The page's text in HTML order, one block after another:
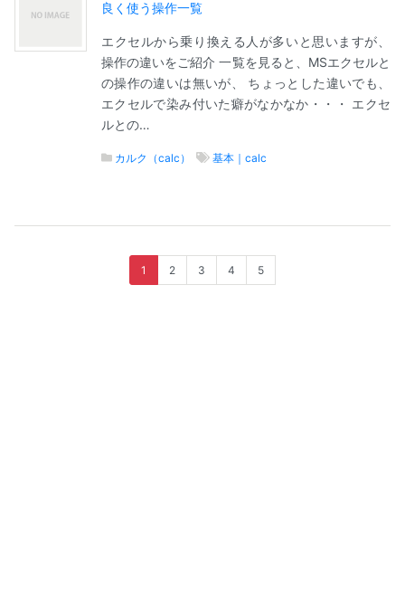
良く使う操作一覧
エクセルから乗り換える人が多いと思いますが、
操作の違いをご紹介 一覧を見ると、MSエクセルと
の操作の違いは無いが、 ちょっとした違いでも、
エクセルで染み付いた癖がなかなか・・・ エクセ
ルとの…
カルク（calc） 基本｜calc
Page
1 Page
2 Page
3 Page
4 Page
5